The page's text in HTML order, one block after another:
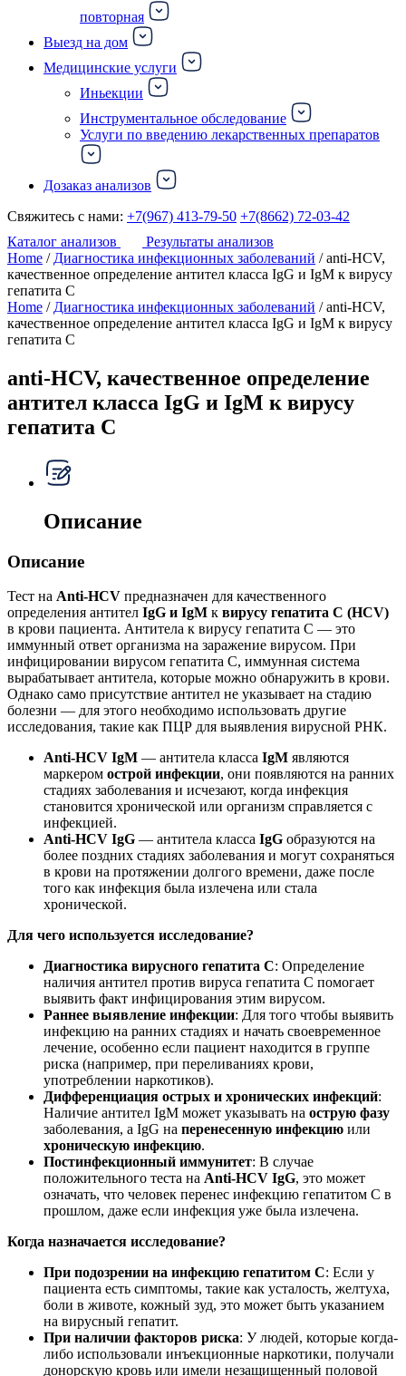
повторная
Выезд на дом
Медицинские услуги
Иньекции
Инструментальное обследование
Услуги по введению лекарственных препаратов
Дозаказ анализов
Свяжитесь с нами: +7(967) 413-79-50 +7(8662) 72-03-42
Каталог анализов
Результаты анализов
Home / Диагностика инфекционных заболеваний / anti-HCV,
качественное определение антител класса IgG и IgM к вирусу
гепатита С
Home / Диагностика инфекционных заболеваний / anti-HCV,
качественное определение антител класса IgG и IgM к вирусу
гепатита С
anti-HCV, качественное определение
антител класса IgG и IgM к вирусу
гепатита С
Описание
Описание
Тест на Anti-HCV предназначен для качественного
определения антител IgG и IgM к вирусу гепатита С (HCV)
в крови пациента. Антитела к вирусу гепатита С — это
иммунный ответ организма на заражение вирусом. При
инфицировании вирусом гепатита С, иммунная система
вырабатывает антитела, которые можно обнаружить в крови.
Однако само присутствие антител не указывает на стадию
болезни — для этого необходимо использовать другие
исследования, такие как ПЦР для выявления вирусной РНК.
Anti-HCV IgM — антитела класса IgM являются
маркером острой инфекции, они появляются на ранних
стадиях заболевания и исчезают, когда инфекция
становится хронической или организм справляется с
инфекцией.
Anti-HCV IgG — антитела класса IgG образуются на
более поздних стадиях заболевания и могут сохраняться
в крови на протяжении долгого времени, даже после
того как инфекция была излечена или стала
хронической.
Для чего используется исследование?
Диагностика вирусного гепатита C: Определение
наличия антител против вируса гепатита С помогает
выявить факт инфицирования этим вирусом.
Раннее выявление инфекции: Для того чтобы выявить
инфекцию на ранних стадиях и начать своевременное
лечение, особенно если пациент находится в группе
риска (например, при переливаниях крови,
употреблении наркотиков).
Дифференциация острых и хронических инфекций:
Наличие антител IgM может указывать на острую фазу
заболевания, а IgG на перенесенную инфекцию или
хроническую инфекцию.
Постинфекционный иммунитет: В случае
положительного теста на Anti-HCV IgG, это может
означать, что человек перенес инфекцию гепатитом C в
прошлом, даже если инфекция уже была излечена.
Когда назначается исследование?
При подозрении на инфекцию гепатитом C: Если у
пациента есть симптомы, такие как усталость, желтуха,
боли в животе, кожный зуд, это может быть указанием
на вирусный гепатит.
При наличии факторов риска: У людей, которые когда-
либо использовали инъекционные наркотики, получали
донорскую кровь или имели незащищенный половой